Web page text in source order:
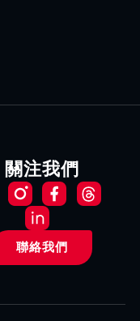
關注我們
聯絡我們